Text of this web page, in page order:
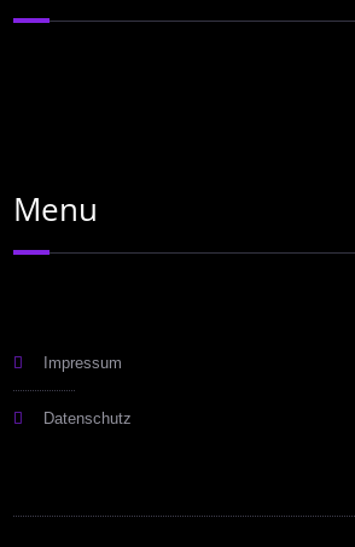
Menu
Impressum
Datenschutz